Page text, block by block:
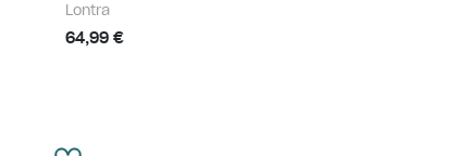
Lontra
64,99 €